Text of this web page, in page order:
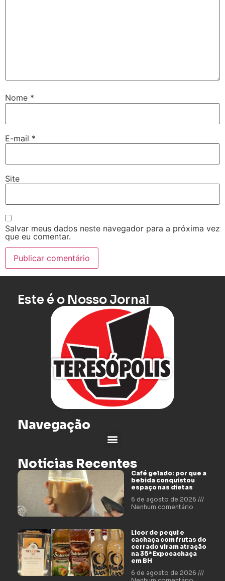
Nome *
E-mail *
Site
Salvar meus dados neste navegador para a próxima vez
que eu comentar.
Este é o Nosso Jornal
Navegação
Notícias Recentes
Café gelado: por que a
bebida conquistou
espaço nas dietas
6 de agosto de 2026
Nenhum comentário
Licor de pequi e
cachaça com frutas do
cerrado viram atração
na 35ª Expocachaça
em BH
6 de agosto de 2026